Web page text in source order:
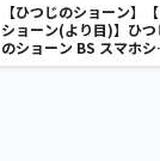
【ひつじのショーン】
ショーン(より目)】ひつ
のショーン BS スマホシ
ーンルダー